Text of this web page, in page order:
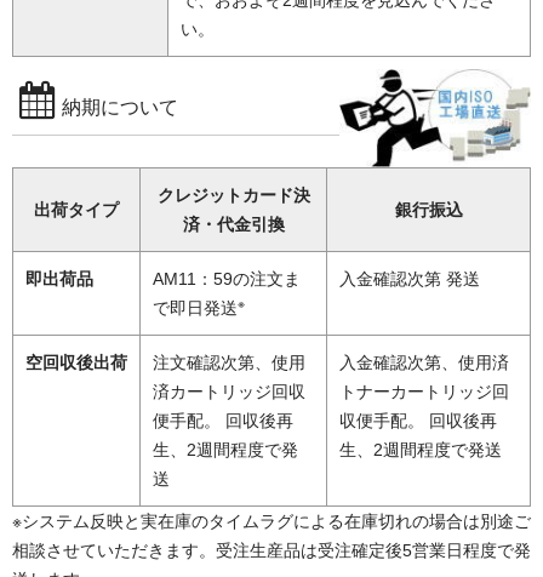
い。
納期について
出荷タイプ
クレジットカード決
済・代金引換
銀行振込
即出荷品
AM11：59の注文ま
で即日発送※
入金確認次第 発送
空回収後出荷
注文確認次第、使用
済カートリッジ回収
便手配。 回収後再
生、2週間程度で発
送
入金確認次第、使用済
トナーカートリッジ回
収便手配。 回収後再
生、2週間程度で発送
※システム反映と実在庫のタイムラグによる在庫切れの場合は別途ご
相談させていただきます。受注生産品は受注確定後5営業日程度で発